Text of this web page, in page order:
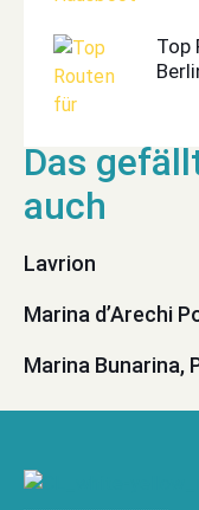
Top
Lavrion
Marina d’Arechi
Marina Bunarina,